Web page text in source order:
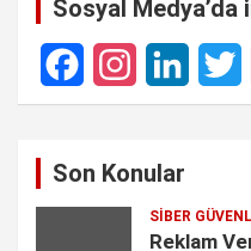
Sosyal
F
I
L
k
T
t
Son Konular
SIBER
Reklam